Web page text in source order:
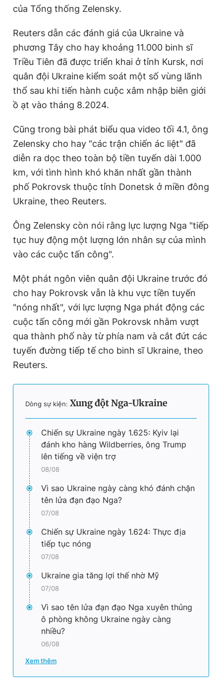
e
t
T
i
m
e
o
của Tổng thống Zelensky.
Reuters dẫn các đánh giá của Ukraine và
phương Tây cho hay khoảng 11.000 binh sĩ
Triều Tiên đã được triển khai ở tỉnh Kursk, nơi
quân đội Ukraine kiểm soát một số vùng lãnh
thổ sau khi tiến hành cuộc xâm nhập biên giới
ồ ạt vào tháng 8.2024.
Cũng trong bài phát biểu qua video tối 4.1, ông
Zelensky cho hay "các trận chiến ác liệt" đã
diễn ra dọc theo toàn bộ tiền tuyến dài 1.000
km, với tình hình khó khăn nhất gần thành
phố Pokrovsk thuộc tỉnh Donetsk ở miền đông
Ukraine, theo Reuters.
Ông Zelensky còn nói rằng lực lượng Nga "tiếp
tục huy động một lượng lớn nhân sự của mình
vào các cuộc tấn công".
Một phát ngôn viên quân đội Ukraine trước đó
cho hay Pokrovsk vẫn là khu vực tiền tuyến
"nóng nhất", với lực lượng Nga phát động các
cuộc tấn công mới gần Pokrovsk nhằm vượt
qua thành phố này từ phía nam và cắt đứt các
tuyến đường tiếp tế cho binh sĩ Ukraine, theo
Reuters.
Dòng sự kiện: Xung đột Nga-Ukraine
Chiến sự Ukraine ngày 1.625: Kyiv lại
đánh kho hàng Wildberries, ông Trump
lên tiếng về viện trợ
08/08
Vì sao Ukraine ngày càng khó đánh chặn
tên lửa đạn đạo Nga?
07/08
Chiến sự Ukraine ngày 1.624: Thực địa
tiếp tục nóng
07/08
Ukraine gia tăng lợi thế nhờ Mỹ
07/08
Vì sao tên lửa đạn đạo Nga xuyên thủng
ô phòng không Ukraine ngày càng
nhiều?
06/08
Xem thêm